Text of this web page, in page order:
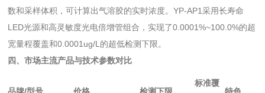
数和采样体积，可计算出气溶胶的实时浓度。YP-AP1采用长寿命
LED光源和高灵敏度光电倍增管组合，实现了0.0001%~100.0%的超
宽量程覆盖和0.0001ug/L的超低检测下限。
四、市场主流产品与技术参数对比
标准覆